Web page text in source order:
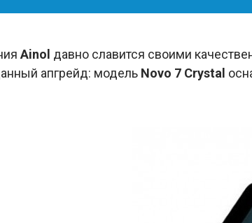
Ainol давно славится своими
апгрейд: модель Novo 7 Crystal